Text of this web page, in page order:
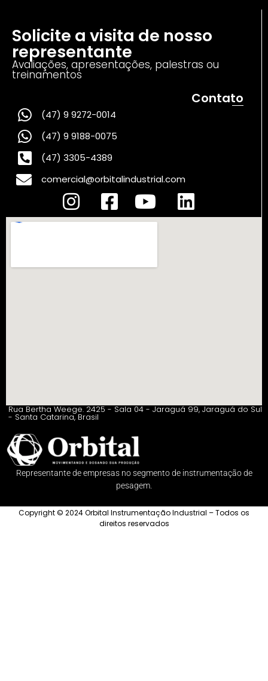
Solicite a visita de nosso
representante
Avaliações, apresentações, palestras ou
treinamentos
Contato
(47) 9 9272-0014
(47) 9 9188-0075
(47) 3305-4389
comercial@orbitalindustrial.com
Rua Bertha Weege. 2425 - Sala 04 - Jaraguá 99, Jaraguá do Sul
- Santa Catarina, Brasil
Representante de empresas no segmento de instrumentação de
pesagem.
Copyright © 2024 Orbital Instrumentação Industrial – Todos os
direitos reservados